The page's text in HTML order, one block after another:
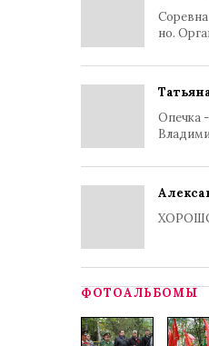
но.
Опечка -
ФОТОАЛЬБОМЫ